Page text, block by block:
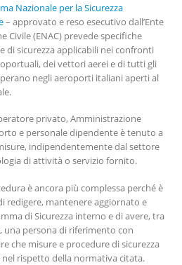
Nazionale per la Sicurezza
– approvato e reso esecutivo dall’Ente
Civile (ENAC) prevede specifiche
di sicurezza applicabili nei confronti
dei vettori aerei e di tutti gli
negli aeroporti italiani aperti al
privato, Amministrazione
e personale dipendente è tenuto a
indipendentemente dal settore
di attività o servizio fornito.
è ancora più complessa perché è
redigere, mantenere aggiornato e
di Sicurezza interno e di avere, tra
una persona di riferimento con
che misure e procedure di sicurezza
rispetto della normativa citata.